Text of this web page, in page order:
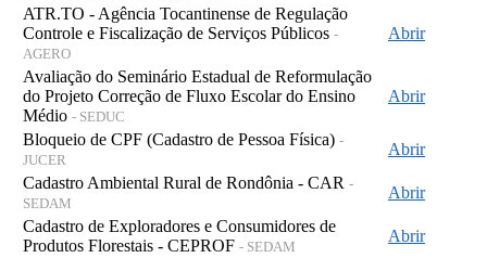
ATR.TO - Agência Tocantinense de Regulação
Controle e Fiscalização de Serviços Públicos -
AGERO
Abrir
Avaliação do Seminário Estadual de Reformulação
do Projeto Correção de Fluxo Escolar do Ensino
Médio - SEDUC
Abrir
Bloqueio de CPF (Cadastro de Pessoa Física) -
JUCER
Abrir
Cadastro Ambiental Rural de Rondônia - CAR -
SEDAM
Abrir
Cadastro de Exploradores e Consumidores de
Produtos Florestais - CEPROF - SEDAM
Abrir